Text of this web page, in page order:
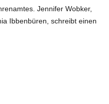
Jennifer Wobker,
Ibbenbüren, schreibt einen